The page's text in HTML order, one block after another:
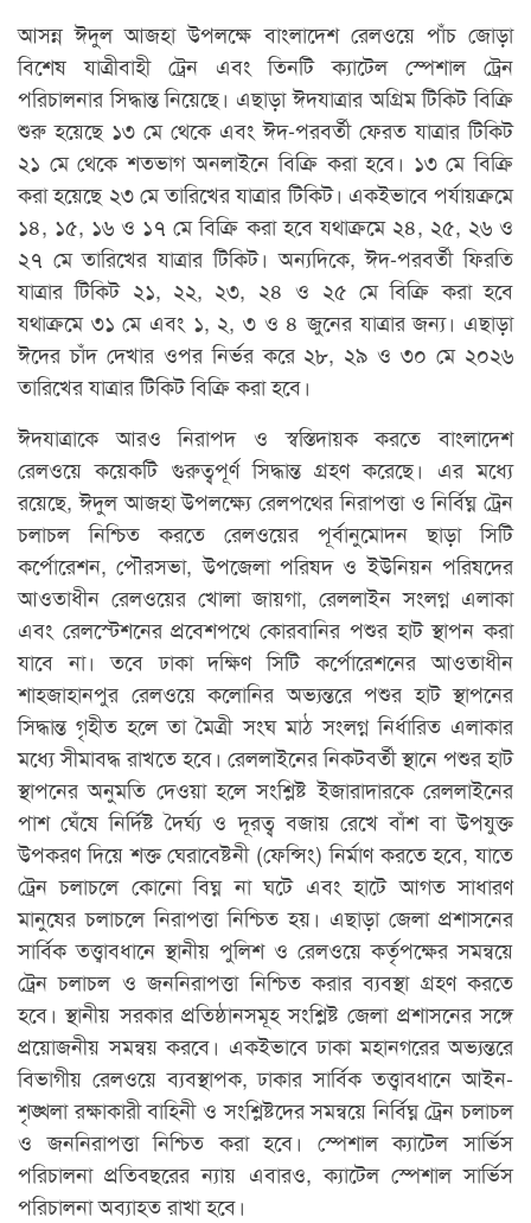
আসন্ন ঈদুল আজহা উপলক্ষে বাংলাদেশ রেলওয়ে পাঁচ জোড়া
বিশেষ যাত্রীবাহী ট্রেন এবং তিনটি ক্যাটেল স্পেশাল ট্রেন
পরিচালনার সিদ্ধান্ত নিয়েছে। এছাড়া ঈদযাত্রার অগ্রিম টিকিট বিক্রি
শুরু হয়েছে ১৩ মে থেকে এবং ঈদ-পরবর্তী ফেরত যাত্রার টিকিট
২১ মে থেকে শতভাগ অনলাইনে বিক্রি করা হবে। ১৩ মে বিক্রি
করা হয়েছে ২৩ মে তারিখের যাত্রার টিকিট। একইভাবে পর্যায়ক্রমে
১৪, ১৫, ১৬ ও ১৭ মে বিক্রি করা হবে যথাক্রমে ২৪, ২৫, ২৬ ও
২৭ মে তারিখের যাত্রার টিকিট। অন্যদিকে, ঈদ-পরবর্তী ফিরতি
যাত্রার টিকিট ২১, ২২, ২৩, ২৪ ও ২৫ মে বিক্রি করা হবে
যথাক্রমে ৩১ মে এবং ১, ২, ৩ ও ৪ জুনের যাত্রার জন্য। এছাড়া
ঈদের চাঁদ দেখার ওপর নির্ভর করে ২৮, ২৯ ও ৩০ মে ২০২৬
তারিখের যাত্রার টিকিট বিক্রি করা হবে।
ঈদযাত্রাকে আরও নিরাপদ ও স্বস্তিদায়ক করতে বাংলাদেশ
রেলওয়ে কয়েকটি গুরুত্বপূর্ণ সিদ্ধান্ত গ্রহণ করেছে। এর মধ্যে
রয়েছে, ঈদুল আজহা উপলক্ষ্যে রেলপথের নিরাপত্তা ও নির্বিঘ্ন ট্রেন
চলাচল নিশ্চিত করতে রেলওয়ের পূর্বানুমোদন ছাড়া সিটি
কর্পোরেশন, পৌরসভা, উপজেলা পরিষদ ও ইউনিয়ন পরিষদের
আওতাধীন রেলওয়ের খোলা জায়গা, রেললাইন সংলগ্ন এলাকা
এবং রেলস্টেশনের প্রবেশপথে কোরবানির পশুর হাট স্থাপন করা
যাবে না। তবে ঢাকা দক্ষিণ সিটি কর্পোরেশনের আওতাধীন
শাহজাহানপুর রেলওয়ে কলোনির অভ্যন্তরে পশুর হাট স্থাপনের
সিদ্ধান্ত গৃহীত হলে তা মৈত্রী সংঘ মাঠ সংলগ্ন নির্ধারিত এলাকার
মধ্যে সীমাবদ্ধ রাখতে হবে। রেললাইনের নিকটবর্তী স্থানে পশুর হাট
স্থাপনের অনুমতি দেওয়া হলে সংশ্লিষ্ট ইজারাদারকে রেললাইনের
পাশ ঘেঁষে নির্দিষ্ট দৈর্ঘ্য ও দূরত্ব বজায় রেখে বাঁশ বা উপযুক্ত
উপকরণ দিয়ে শক্ত ঘেরাবেষ্টনী (ফেন্সিং) নির্মাণ করতে হবে, যাতে
ট্রেন চলাচলে কোনো বিঘ্ন না ঘটে এবং হাটে আগত সাধারণ
মানুষের চলাচলে নিরাপত্তা নিশ্চিত হয়। এছাড়া জেলা প্রশাসনের
সার্বিক তত্ত্বাবধানে স্থানীয় পুলিশ ও রেলওয়ে কর্তৃপক্ষের সমন্বয়ে
ট্রেন চলাচল ও জননিরাপত্তা নিশ্চিত করার ব্যবস্থা গ্রহণ করতে
হবে। স্থানীয় সরকার প্রতিষ্ঠানসমূহ সংশ্লিষ্ট জেলা প্রশাসনের সঙ্গে
প্রয়োজনীয় সমন্বয় করবে। একইভাবে ঢাকা মহানগরের অভ্যন্তরে
বিভাগীয় রেলওয়ে ব্যবস্থাপক, ঢাকার সার্বিক তত্ত্বাবধানে আইন-
শৃঙ্খলা রক্ষাকারী বাহিনী ও সংশ্লিষ্টদের সমন্বয়ে নির্বিঘ্ন ট্রেন চলাচল
ও জননিরাপত্তা নিশ্চিত করা হবে। স্পেশাল ক্যাটেল সার্ভিস
পরিচালনা প্রতিবছরের ন্যায় এবারও, ক্যাটেল স্পেশাল সার্ভিস
পরিচালনা অব্যাহত রাখা হবে।